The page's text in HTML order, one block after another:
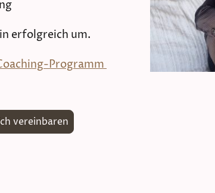
erfolgreich um.
Programm
vereinbaren